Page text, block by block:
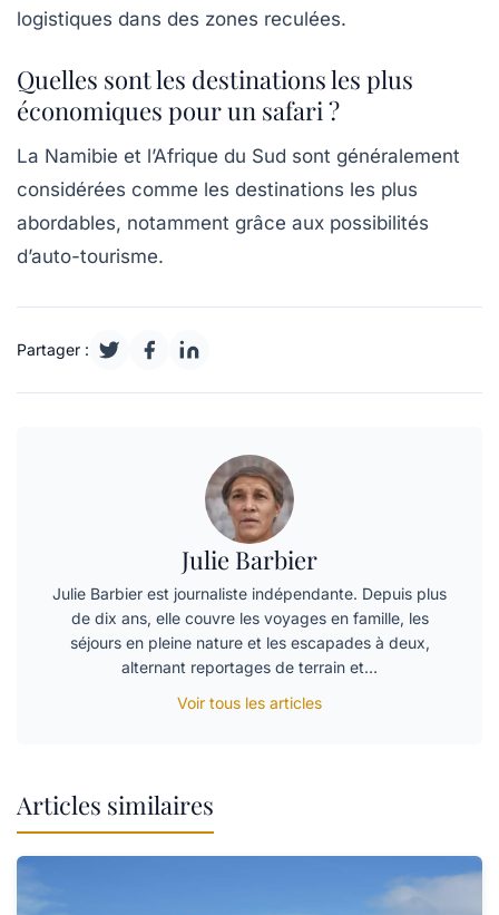
logistiques dans des zones reculées.
Quelles sont les destinations les plus
économiques pour un safari ?
La Namibie et l’Afrique du Sud sont généralement
considérées comme les destinations les plus
abordables, notamment grâce aux possibilités
d’auto-tourisme.
Partager :
Julie Barbier
Julie Barbier est journaliste indépendante. Depuis plus
de dix ans, elle couvre les voyages en famille, les
séjours en pleine nature et les escapades à deux,
alternant reportages de terrain et…
Voir tous les articles
Articles similaires